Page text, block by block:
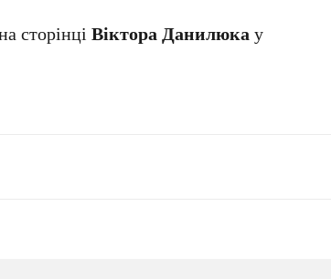
сторінціВіктора Данилюкау